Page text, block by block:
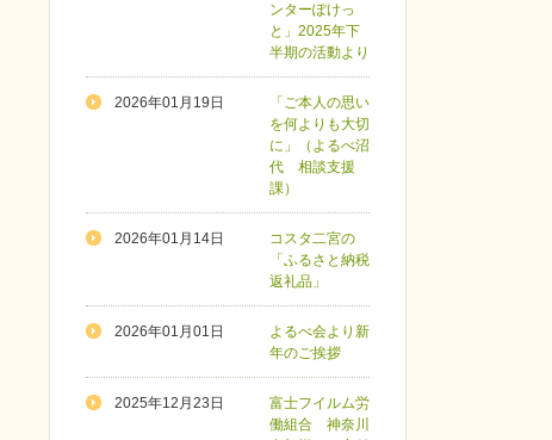
ンターぽけっ
と」2025年下
半期の活動より
2026年01月19日
「ご本人の思い
を何よりも大切
に」（よるべ沼
代 相談支援
課）
2026年01月14日
コスタ二宮の
「ふるさと納税
返礼品」
2026年01月01日
よるべ会より新
年のご挨拶
2025年12月23日
富士フイルム労
働組合 神奈川